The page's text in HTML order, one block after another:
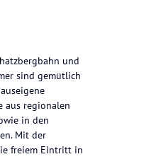
und
sind gemütlich
aus regionalen
in den
Mit der
freiem Eintritt in